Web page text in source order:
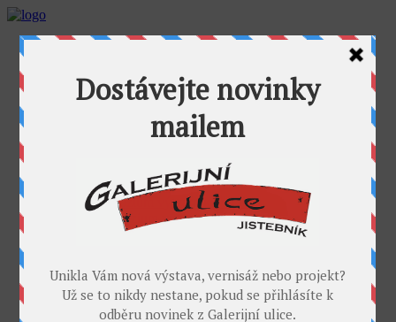
AKTUALITY
GALERIE U FOŤÁKA
Takoví jsme byli
I. sympozium výtvarníků v GU
II. sympozium výtvarníků
Galerijní rybník
V. sympozium výtvarníků v Jistebníku
DESET
KONTAKT